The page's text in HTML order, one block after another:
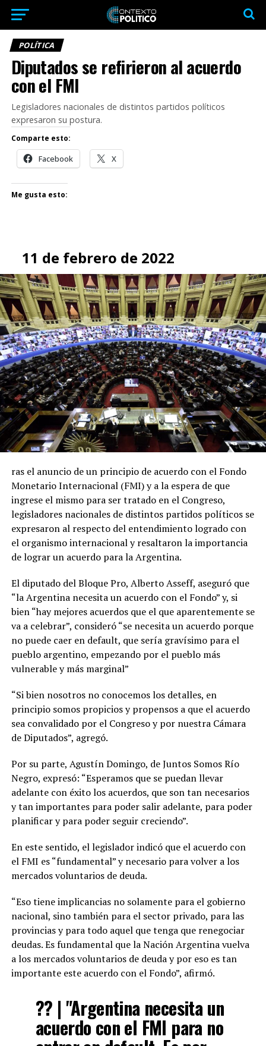
POLÍTICA
Diputados se refirieron al acuerdo
con el FMI
Legisladores nacionales de distintos partidos políticos
expresaron su postura.
Comparte esto:
Facebook X
Me gusta esto:
11 de febrero de 2022
ras el anuncio de un principio de acuerdo con el Fondo
Monetario Internacional (FMI) y a la espera de que
ingrese el mismo para ser tratado en el Congreso,
legisladores nacionales de distintos partidos políticos se
expresaron al respecto del entendimiento logrado con
el organismo internacional y resaltaron la importancia
de lograr un acuerdo para la Argentina.
El diputado del Bloque Pro, Alberto Asseff, aseguró que
“la Argentina necesita un acuerdo con el Fondo” y, si
bien “hay mejores acuerdos que el que aparentemente se
va a celebrar”, consideró “se necesita un acuerdo porque
no puede caer en default, que sería gravísimo para el
pueblo argentino, empezando por el pueblo más
vulnerable y más marginal”
“Si bien nosotros no conocemos los detalles, en
principio somos propicios y propensos a que el acuerdo
sea convalidado por el Congreso y por nuestra Cámara
de Diputados”, agregó.
Por su parte, Agustín Domingo, de Juntos Somos Río
Negro, expresó: “Esperamos que se puedan llevar
adelante con éxito los acuerdos, que son tan necesarios
y tan importantes para poder salir adelante, para poder
planificar y para poder seguir creciendo”.
En este sentido, el legislador indicó que el acuerdo con
el FMI es “fundamental” y necesario para volver a los
mercados voluntarios de deuda.
“Eso tiene implicancias no solamente para el gobierno
nacional, sino también para el sector privado, para las
provincias y para todo aquel que tenga que renegociar
deudas. Es fundamental que la Nación Argentina vuelva
a los mercados voluntarios de deuda y por eso es tan
importante este acuerdo con el Fondo”, afirmó.
?? | "Argentina necesita un
acuerdo con el FMI para no